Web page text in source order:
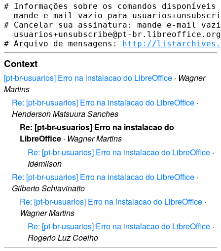
# Informações sobre os comandos
mande e-mail vazio para
# Cancelar sua assinatura: mande e-mail
  usuarios+unsubscribe@pt-br.libreoffice.org
# Arquivo de mensagens: http://
Context
[pt-br-usuarios] Erro na instalacao do LibreOffice · Wagner
Martins
Re: [pt-br-usuarios] Erro na instalacao do LibreOffice ·
Henderson Matsuura Sanches
Re: [pt-br-usuarios] Erro na instalacao do
LibreOffice · Wagner Martins
Re: [pt-br-usuarios] Erro na instalacao do LibreOffice ·
Idemilson
Re: [pt-br-usuarios] Erro na instalacao do LibreOffice ·
Gilberto Schiavinatto
Re: [pt-br-usuarios] Erro na instalacao do LibreOffice ·
Wagner Martins
Re: [pt-br-usuarios] Erro na instalacao do LibreOffice ·
Rogerio Luz Coelho